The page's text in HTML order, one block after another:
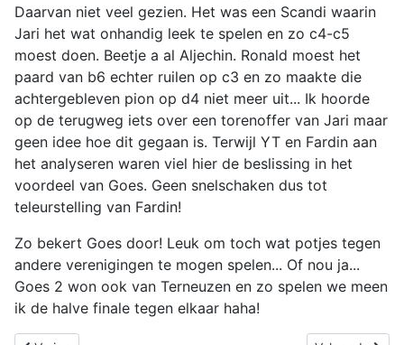
Daarvan niet veel gezien. Het was een Scandi waarin
Jari het wat onhandig leek te spelen en zo c4-c5
moest doen. Beetje a al Aljechin. Ronald moest het
paard van b6 echter ruilen op c3 en zo maakte die
achtergebleven pion op d4 niet meer uit... Ik hoorde
op de terugweg iets over een torenoffer van Jari maar
geen idee hoe dit gegaan is. Terwijl YT en Fardin aan
het analyseren waren viel hier de beslissing in het
voordeel van Goes. Geen snelschaken dus tot
teleurstelling van Fardin!
Zo bekert Goes door! Leuk om toch wat potjes tegen
andere verenigingen te mogen spelen... Of nou ja...
Goes 2 won ook van Terneuzen en zo spelen we meen
ik de halve finale tegen elkaar haha!